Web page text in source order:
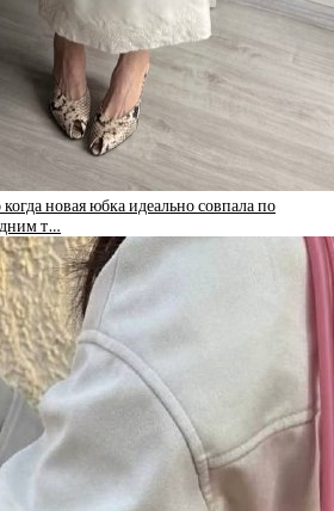
новая юбка идеально совпала по
т…